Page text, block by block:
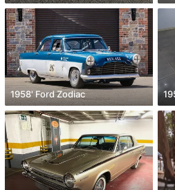
1958' Ford Zodiac